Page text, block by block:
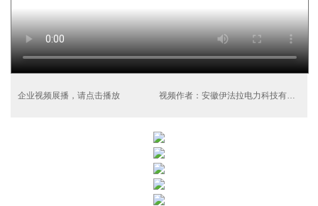
企业视频展播，请点击播放 视频作者：安徽伊法拉电力科技有限公司